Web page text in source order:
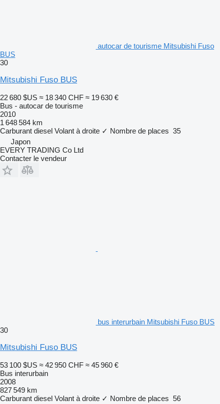
autocar de tourisme Mitsubishi Fuso
BUS
30
Mitsubishi Fuso BUS
22 680 $US ≈ 18 340 CHF ≈ 19 630 €
Bus - autocar de tourisme
2010
1 648 584 km
Carburant diesel Volant à droite ✓ Nombre de places 35
Japon
EVERY TRADING Co Ltd
Contacter le vendeur
bus interurbain Mitsubishi Fuso BUS
30
Mitsubishi Fuso BUS
53 100 $US ≈ 42 950 CHF ≈ 45 960 €
Bus interurbain
2008
827 549 km
Carburant diesel Volant à droite ✓ Nombre de places 56